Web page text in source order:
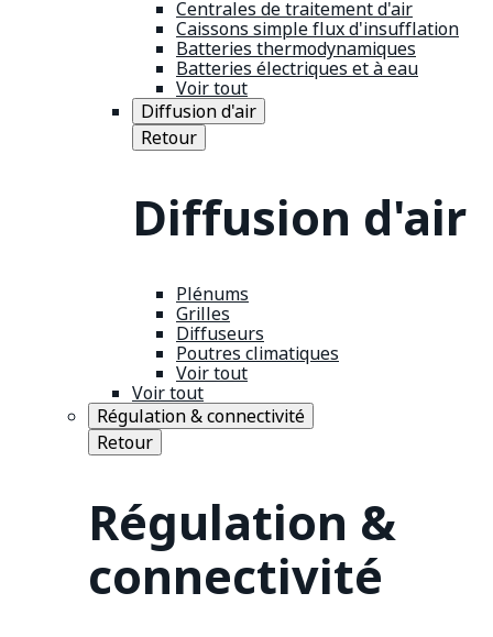
Centrales de traitement d'air
Caissons simple flux d'insufflation
Batteries thermodynamiques
Batteries électriques et à eau
Voir tout
Diffusion d'air
Retour
Diffusion d'air
Plénums
Grilles
Diffuseurs
Poutres climatiques
Voir tout
Voir tout
Régulation & connectivité
Retour
Régulation &
connectivité